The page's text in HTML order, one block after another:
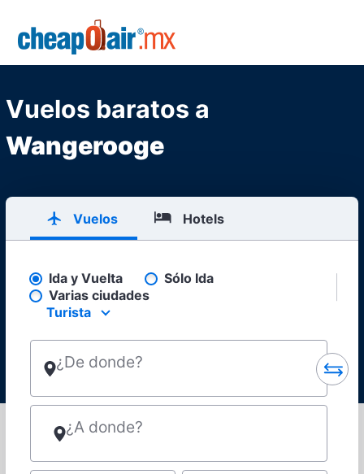
Skip to main content
Vuelos baratos a
Wangerooge
Vuelos Hotels
Pick your flight type
Ida y Vuelta
Sólo Ida
Varias ciudades
Select your preferred seating class.
Turista
¿De donde?
¿A donde?